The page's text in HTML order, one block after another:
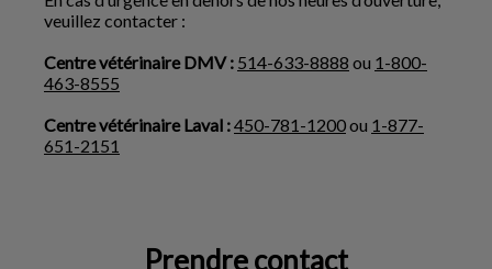
veuillez contacter :
Centre vétérinaire DMV : 514-633-8888 ou 1-800-
463-8555
Centre vétérinaire Laval :450-781-1200ou 1-877-
651-2151
Prendre contact